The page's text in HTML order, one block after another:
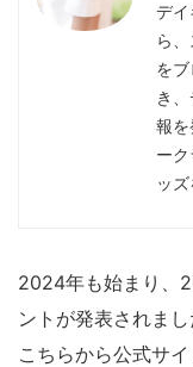
デ
ら
を
き
報
ー
ッ
2024年も始まり、
ントが発表されま
こちらから公式サ